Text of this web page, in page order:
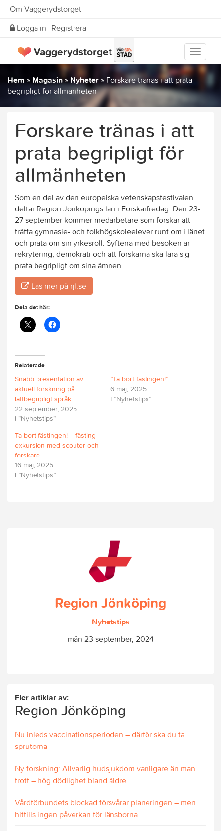
Om Vaggerydstorget
Logga in Registrera
Visa
meny
Vaggerydstorget
Hem » Magasin» Nyheter » Forskare tränas i att prata
begripligt för allmänheten
Forskare tränas i att
prata begripligt för
allmänheten
Som en del av den europeiska vetenskapsfestivalen
deltar Region Jönköpings län i Forskarfredag. Den 23-
27 september kommer medarbetare som forskar att
träffa gymnasie- och folkhögskoleelever runt om i länet
och prata om sin yrkesroll. Syftena med besöken är
rekrytering, demokrati och att forskarna ska lära sig
prata begripligt om sina ämnen.
Läs mer på rjl.se
Dela det här:
Relaterade
Snabb presentation av
aktuell forskning på
lättbegripligt språk
22 september, 2025
I ”Nyhetstips”
”Ta bort fästingen!”
6 maj, 2025
I ”Nyhetstips”
Ta bort fästingen! – fästing-
exkursion med scouter och
forskare
16 maj, 2025
I ”Nyhetstips”
Region Jönköping
Nyhetstips
mån 23 september, 2024
Fler artiklar av:
Region Jönköping
Nu inleds vaccinationsperioden – därför ska du ta
sprutorna
Ny forskning: Allvarlig hudsjukdom vanligare än man
trott – hög dödlighet bland äldre
Vårdförbundets blockad försvårar planeringen – men
hittills ingen påverkan för länsborna